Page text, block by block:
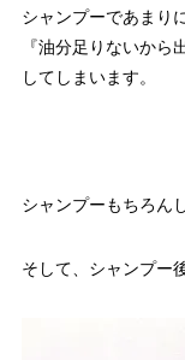
シャンプーであまり
『油分足りないか
してしまいます。
シャンプーもちろん
そして、シャンプー